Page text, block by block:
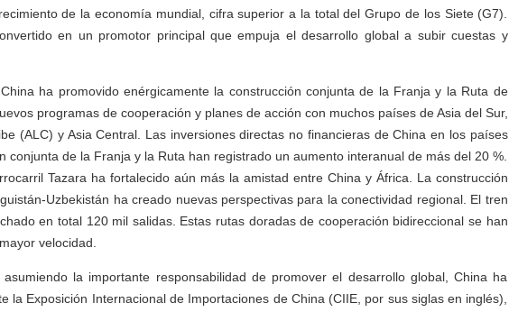
de la economía mundial, cifra superior a la total del Grupo de los Siete (G7).
en un promotor principal que empuja el desarrollo global a subir cuestas y
ha promovido enérgicamente la construcción conjunta de la Franja y la Ruta de
programas de cooperación y planes de acción con muchos países de Asia del Sur,
(ALC) y Asia Central. Las inversiones directas no financieras de China en los países
conjunta de la Franja y la Ruta han registrado un aumento interanual de más del 20 %.
Tazara ha fortalecido aún más la amistad entre China y África. La construcción
Uzbekistán ha creado nuevas perspectivas para la conectividad regional. El tren
en total 120 mil salidas. Estas rutas doradas de cooperación bidireccional se han
velocidad.
la importante responsabilidad de promover el desarrollo global, China ha
la Exposición Internacional de Importaciones de China (CIIE, por sus siglas en inglés),